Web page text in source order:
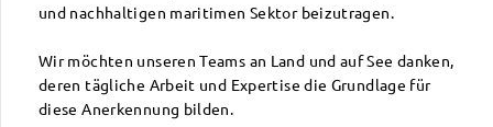
und nachhaltigen maritimen Sektor beizutragen.
Wir möchten unseren Teams an Land und auf See danken,
deren tägliche Arbeit und Expertise die Grundlage für
diese Anerkennung bilden.